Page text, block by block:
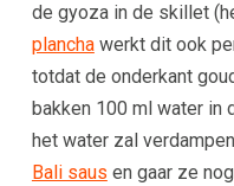
de gyoza in de skillet
planchawerkt dit ook
totdat de onderkant
bakken 100 ml water in
het water zal
Bali saus en gaar ze